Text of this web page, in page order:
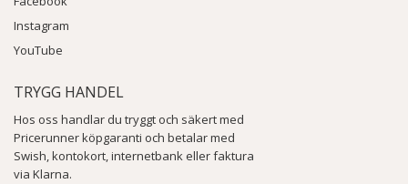
Instagram
YouTube
TRYGG HANDEL
Hos oss handlar du tryggt och säkert med
Pricerunner köpgaranti och betalar med
Swish, kontokort, internetbank eller faktura
via Klarna.